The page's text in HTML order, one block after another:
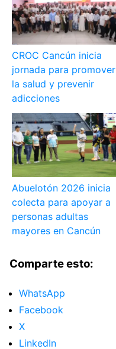
CROC Cancún inicia
jornada para promover
la salud y prevenir
adicciones
Abuelotón 2026 inicia
colecta para apoyar a
personas adultas
mayores en Cancún
Comparte esto:
WhatsApp
Facebook
X
LinkedIn